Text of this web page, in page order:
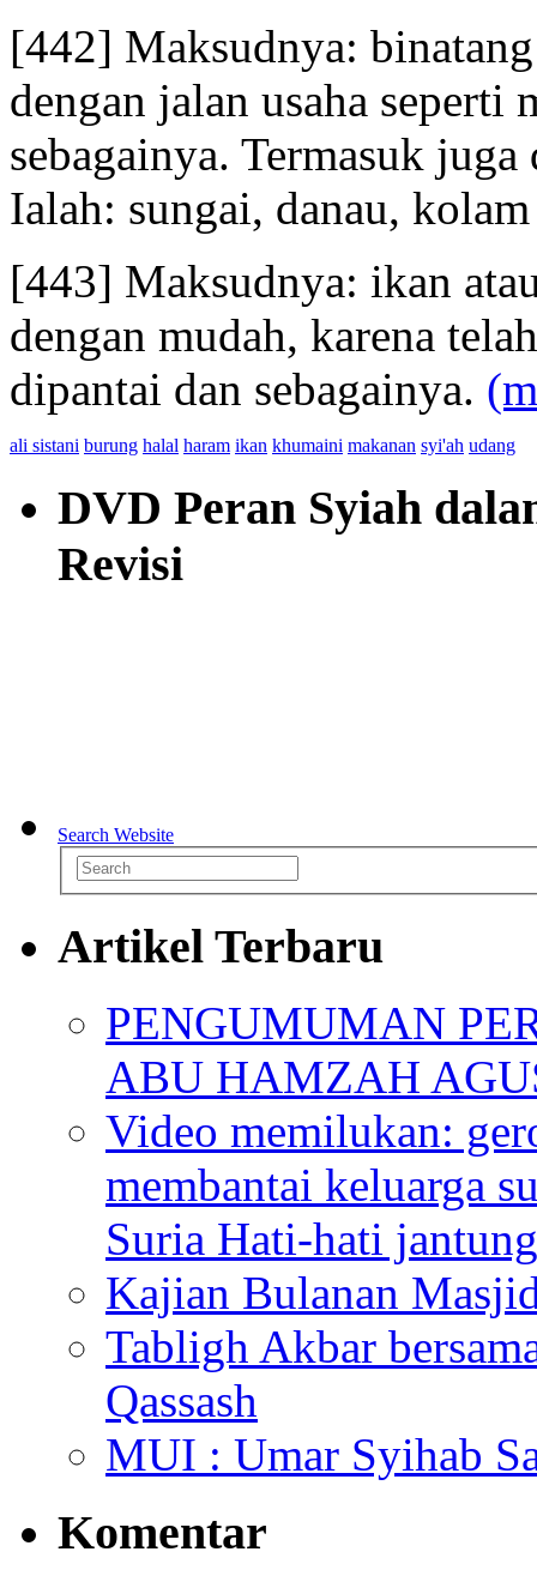
[442] Maksudnya:
dengan jalan usaha seperti
sebagainya. Termasuk
Ialah: sungai, danau,
[443] Maksudnya: ikan
dengan mudah, karena
dipantai dan sebagainya.
ali sistani burung halal haram ikan khumaini makanan syi'ah udang
DVD Peran Syiah
Revisi
Search Website
Artikel Terbaru
PENGUMUMAN
ABU HAMZAH
Video memilukan:
membantai keluarga
Suria Hati-hati
Kajian Bulanan
Tabligh Akbar
Qassash
MUI : Umar Syihab
Komentar